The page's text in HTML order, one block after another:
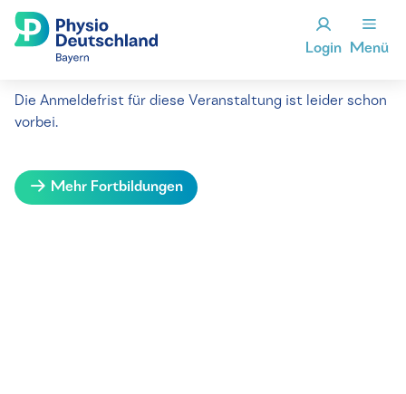
Login Menü
Die Anmeldefrist für diese Veranstaltung ist leider schon
vorbei.
Mehr Fortbildungen